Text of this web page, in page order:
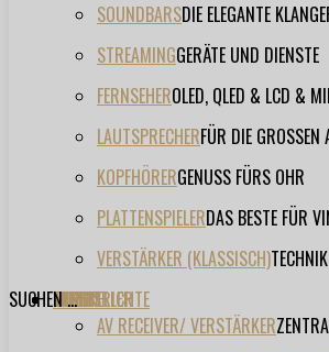
SOUNDBARSDIE ELEGANTE
STREAMINGGERÄTE UND DIENSTE
FERNSEHEROLED, QLED & LCD &
LAUTSPRECHERFÜR DIE GROSSEN
KOPFHÖRERGENUSS FÜRS OHR
PLATTENSPIELERDAS BESTE FÜR
VERSTÄRKER (KLASSISCH)
TESTBERICHTE
AV RECEIVER/ VERSTÄRKER
FORUM
FILME
VIDEOS
HERSTELLER
EVENT
SUCHEN ...